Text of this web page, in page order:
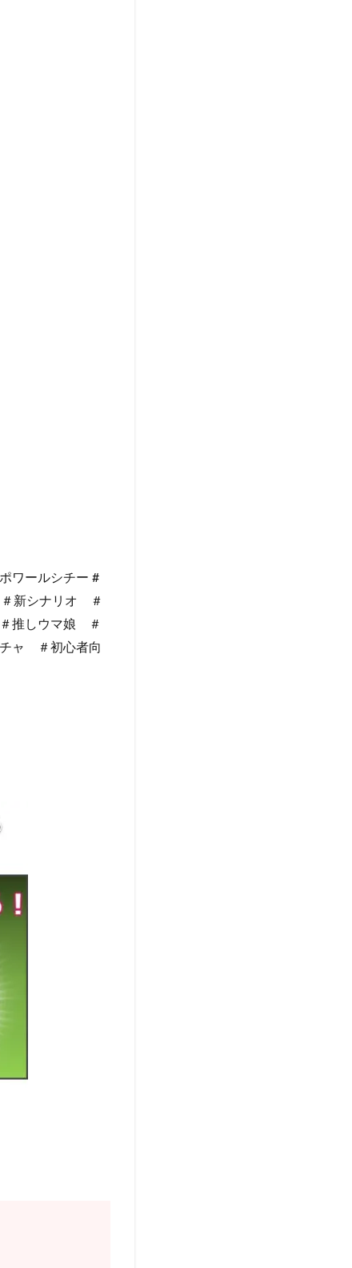
ールシチー #
＃新シナリオ ＃
推しウマ娘 ＃
ャ ＃初心者向